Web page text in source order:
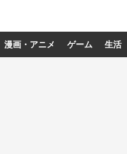
漫画・アニメ ゲーム 生活